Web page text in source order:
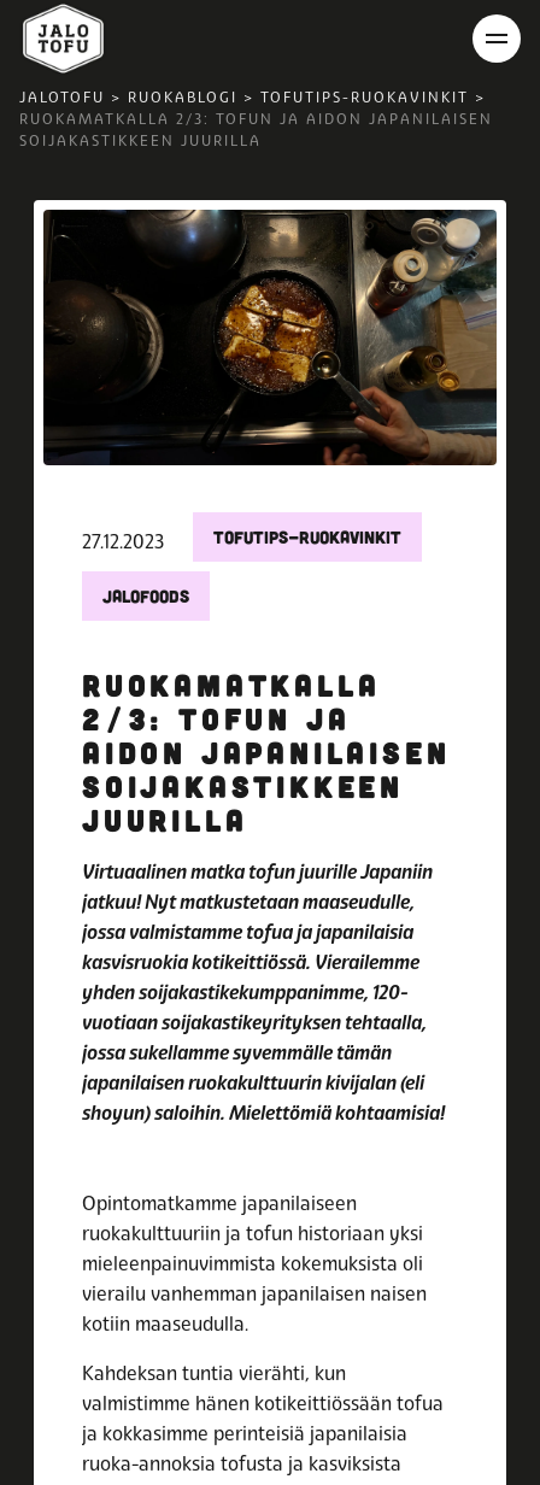
JALOTOFU > RUOKABLOGI > TOFUTIPS-RUOKAVINKIT >
RUOKAMATKALLA 2/3: TOFUN JA AIDON JAPANILAISEN
SOIJAKASTIKKEEN JUURILLA
27.12.2023 TOFUTIPS-RUOKAVINKIT
JALOFOODS
RUOKAMATKALLA
2/3: TOFUN JA
AIDON JAPANILAISEN
SOIJAKASTIKKEEN
JUURILLA
Virtuaalinen matka tofun juurille Japaniin
jatkuu! Nyt matkustetaan maaseudulle,
jossa valmistamme tofua ja japanilaisia
kasvisruokia kotikeittiössä. Vierailemme
yhden soijakastikekumppanimme, 120-
vuotiaan soijakastikeyrityksen tehtaalla,
jossa sukellamme syvemmälle tämän
japanilaisen ruokakulttuurin kivijalan (eli
shoyun) saloihin. Mielettömiä kohtaamisia!
Opintomatkamme japanilaiseen
ruokakulttuuriin ja tofun historiaan yksi
mieleenpainuvimmista kokemuksista oli
vierailu vanhemman japanilaisen naisen
kotiin maaseudulla.
Kahdeksan tuntia vierähti, kun
valmistimme hänen kotikeittiössään tofua
ja kokkasimme perinteisiä japanilaisia
ruoka-annoksia tofusta ja kasviksista